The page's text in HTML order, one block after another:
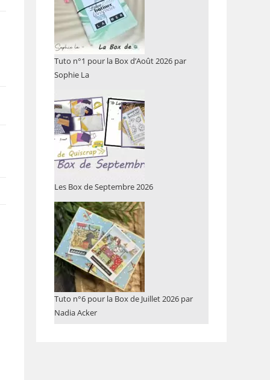
Tuto n°1 pour la Box d’Août 2026 par
Sophie La
Les Box de Septembre 2026
Tuto n°6 pour la Box de Juillet 2026 par
Nadia Acker